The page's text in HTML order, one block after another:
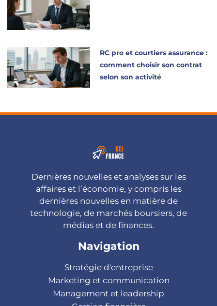
RC pro et courtiers assurance :
comment choisir son contrat
selon son activité
Dernières nouvelles et analyses sur les
affaires et l’économie, y compris les
dernières nouvelles en matière de
technologie, de marchés boursiers, de
médias et de finances.
Navigation
Stratégie d'entreprise
Marketing et communication
Management et leadership